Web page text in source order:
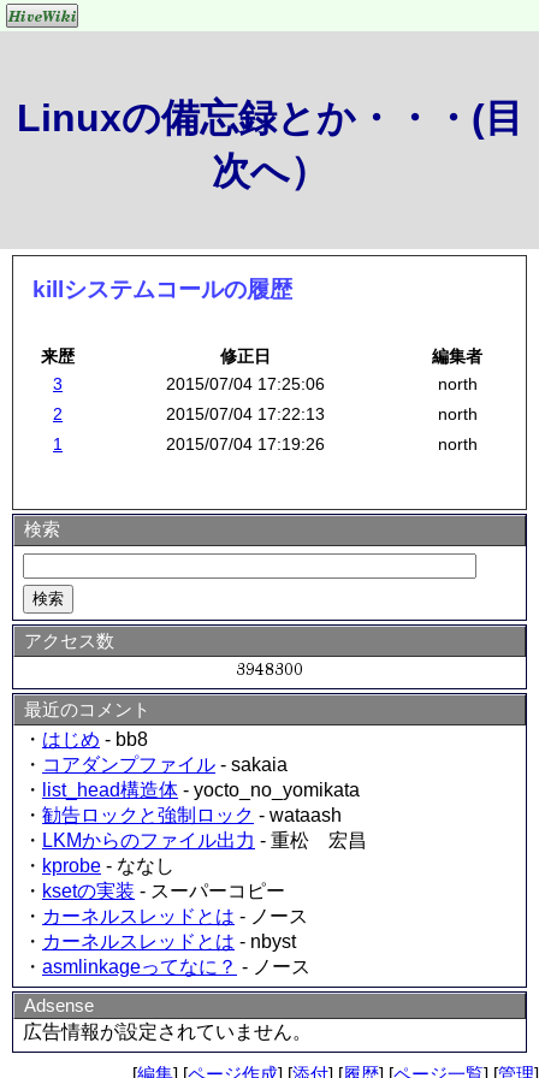
Linuxの備忘録とか・・・(目
次へ）
killシステムコールの履歴
来歴 修正日
編集者
3
2015/07/04 17:25:06
north
2
2015/07/04 17:22:13
north
1
2015/07/04 17:19:26 north
検索
アクセス数
最近のコメント
・ はじめ - bb8
・ コアダンプファイル - sakaia
・
list_head構造体 - yocto_no_yomikata
・ 勧告ロックと強制ロック - wataash
・ LKMからのファイル出力 - 重松 宏昌
・ kprobe - ななし
・ ksetの実装 - スーパーコピー
・ カーネルスレッドとは - ノース
・ カーネルスレッドとは - nbyst
・ asmlinkageってなに？ - ノース
Adsense
広告情報が設定されていません。